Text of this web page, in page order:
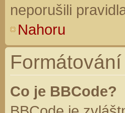
neporušili
Nahoru
Co je BBCode?